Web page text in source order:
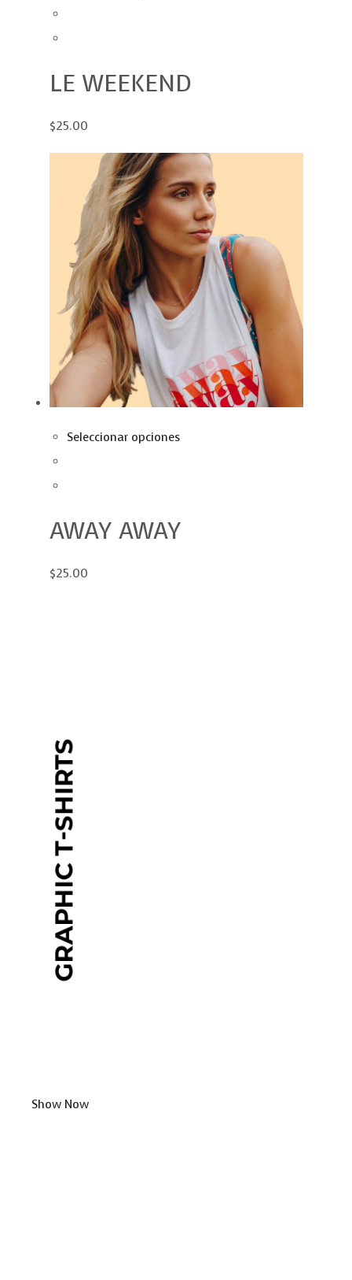
LE WEEKEND
$25.00
Seleccionar opciones
AWAY AWAY
$25.00
Show Now